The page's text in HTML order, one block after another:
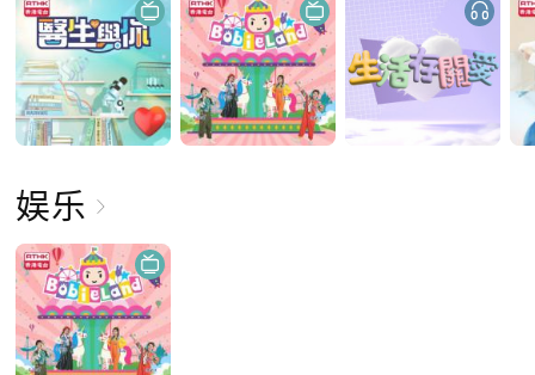
娱乐